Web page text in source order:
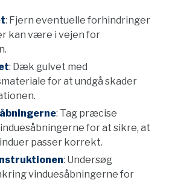
: Fjern eventuelle forhindringer
kan være i vejen for
: Dæk gulvet med
for at undgå skader
: Tag præcise
for at sikre, at
passer korrekt.
: Undersøg
vinduesåbningerne for